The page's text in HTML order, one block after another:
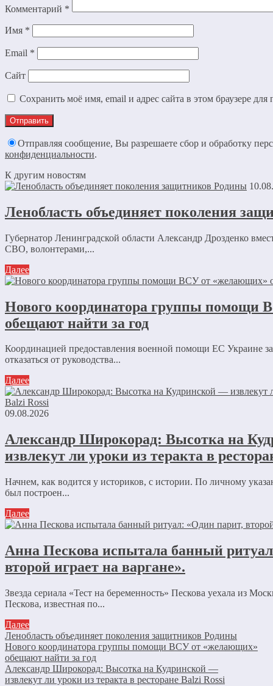
Комментарий *
Имя *
Email *
Сайт
Сохранить моё имя, email и адрес сайта в этом браузере
Отправляя сообщение, Вы разрешаете сбор и обработку
конфиденциальности.
К другим новостям
Ленобласть объединяет поколения
Губернатор Ленинградской области Александр Дрозденко
СВО, волонтерами,...
Далее
Нового координатора группы помощи
обещают найти за год
Координацией предоставления военной помощи ЕС Украине
отказаться от руководства...
Далее
09.08.2026
Александр Широкорад: Высотка на
извлекут ли уроки из теракта в
Начнем, как водится у историков, с истории. По личному
был построен...
Далее
Анна Пескова испытала банный
второй играет на варгане».
Звезда сериала «Тест на беременность» Пескова уехала из
Пескова, известная по...
Далее
Ленобласть объединяет поколения защитников Родины
Нового координатора группы помощи ВСУ от «желающих»
обещают найти за год
Александр Широкорад: Высотка на Кудринской —
извлекут ли уроки из теракта в ресторане Balzi Rossi